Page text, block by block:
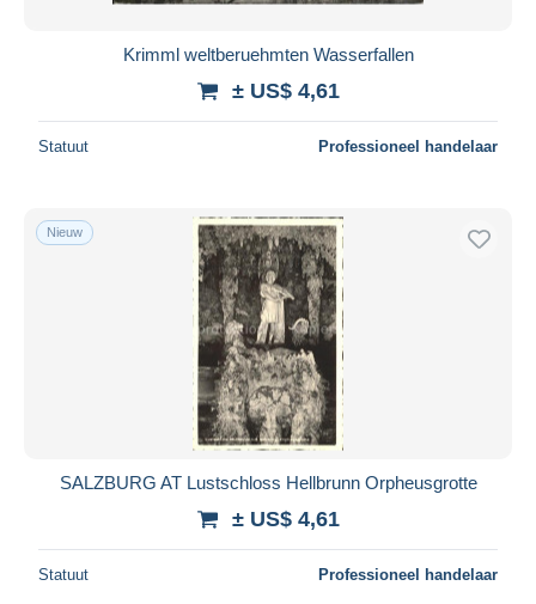
Krimml weltberuehmten Wasserfallen
± US$ 4,61
Statuut Professioneel handelaar
Nieuw
SALZBURG AT Lustschloss Hellbrunn Orpheusgrotte
± US$ 4,61
Statuut Professioneel handelaar